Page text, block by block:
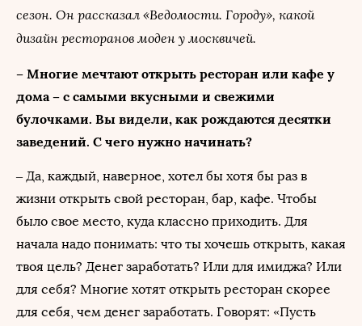
сезон. Он рассказал «Ведомости. Городу», какой
дизайн ресторанов моден у москвичей.
– Многие мечтают открыть ресторан или кафе у
дома – с самыми вкусными и свежими
булочками. Вы видели, как рождаются десятки
заведений. С чего нужно начинать?
– Да, каждый, наверное, хотел бы хотя бы раз в
жизни открыть свой ресторан, бар, кафе. Чтобы
было свое место, куда классно приходить. Для
начала надо понимать: что ты хочешь открыть, какая
твоя цель? Денег заработать? Или для имиджа? Или
для себя? Многие хотят открыть ресторан скорее
для себя, чем денег заработать. Говорят: «Пусть